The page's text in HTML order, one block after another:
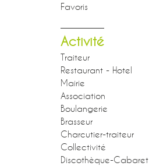
Favoris
Activité
Traiteur
Restaurant - Hotel
Mairie
Association
Boulangerie
Brasseur
Charcutier-traiteur
Collectivité
Discothèque-Cabaret